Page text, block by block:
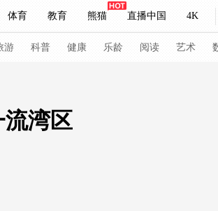
体育 教育 熊猫 直播中国 4K
妙语 热解读 天天学习
持人 下载央视影音
游 科普 健康 乐龄 阅读 艺术
湾区